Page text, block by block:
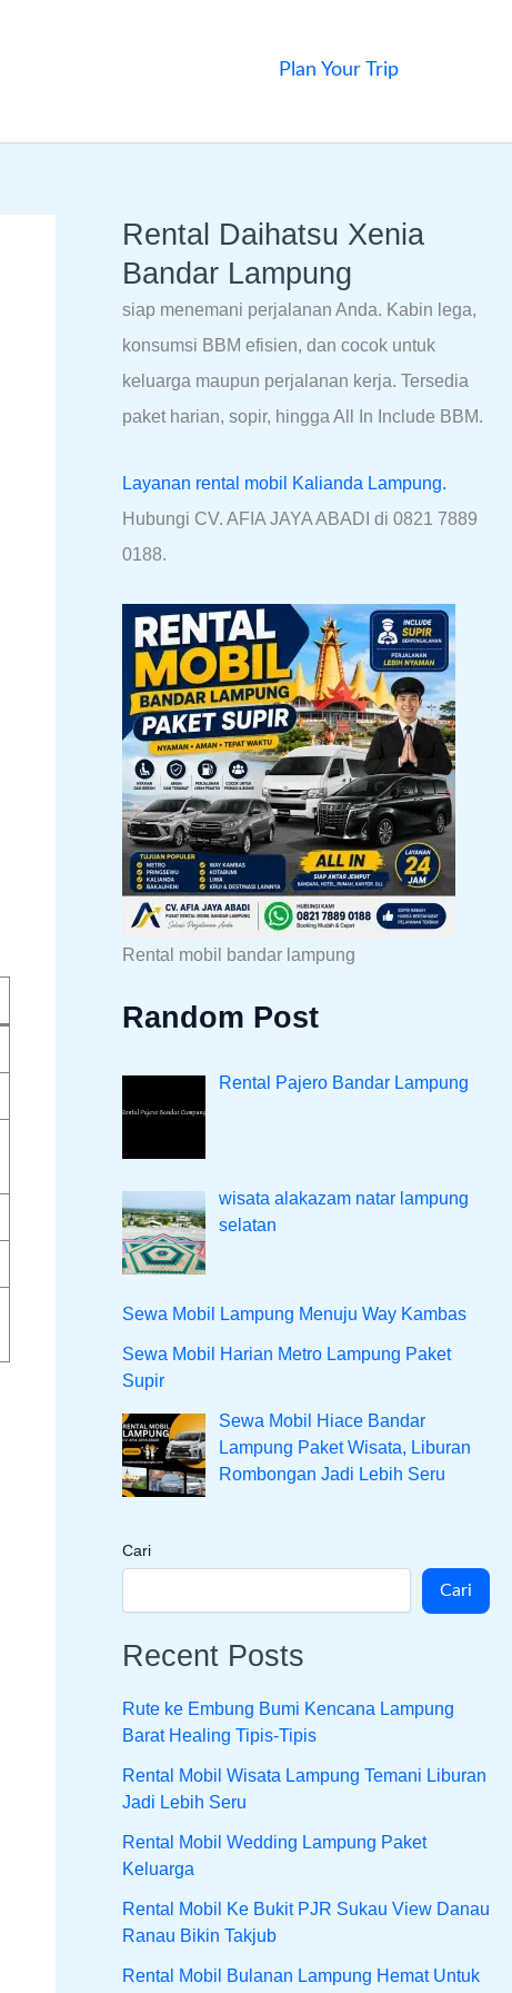
Plan Your Trip
Rental Daihatsu Xenia
Bandar Lampung
siap menemani perjalanan Anda. Kabin lega,
konsumsi BBM efisien, dan cocok untuk
keluarga maupun perjalanan kerja. Tersedia
paket harian, sopir, hingga All In Include BBM.
Layanan rental mobil Kalianda Lampung.
Hubungi CV. AFIA JAYA ABADI di 0821 7889
0188.
Rental mobil bandar lampung
Random Post
Rental Pajero Bandar Lampung
wisata alakazam natar lampung
selatan
Sewa Mobil Lampung Menuju Way Kambas
Sewa Mobil Harian Metro Lampung Paket
Supir
Sewa Mobil Hiace Bandar
Lampung Paket Wisata, Liburan
Rombongan Jadi Lebih Seru
Cari
Cari
Recent Posts
Rute ke Embung Bumi Kencana Lampung
Barat Healing Tipis-Tipis
Rental Mobil Wisata Lampung Temani Liburan
Jadi Lebih Seru
Rental Mobil Wedding Lampung Paket
Keluarga
Rental Mobil Ke Bukit PJR Sukau View Danau
Ranau Bikin Takjub
Rental Mobil Bulanan Lampung Hemat Untuk